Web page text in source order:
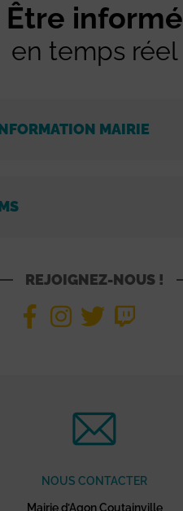
informé
en temps réel
MAIRIE
REJOIGNEZ-NOUS !
NOUS CONTACTER
Mairie d’Agon Coutainville